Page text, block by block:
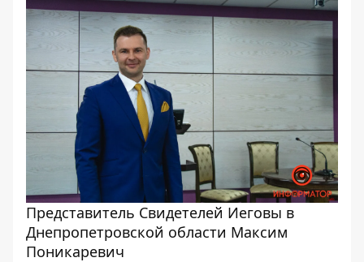
Представитель Свидетелей Иеговы в
Днепропетровской области Максим
Поникаревич